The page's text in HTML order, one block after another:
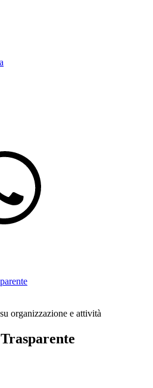
organizzazione e attività